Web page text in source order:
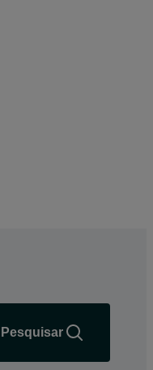
Pesquisar